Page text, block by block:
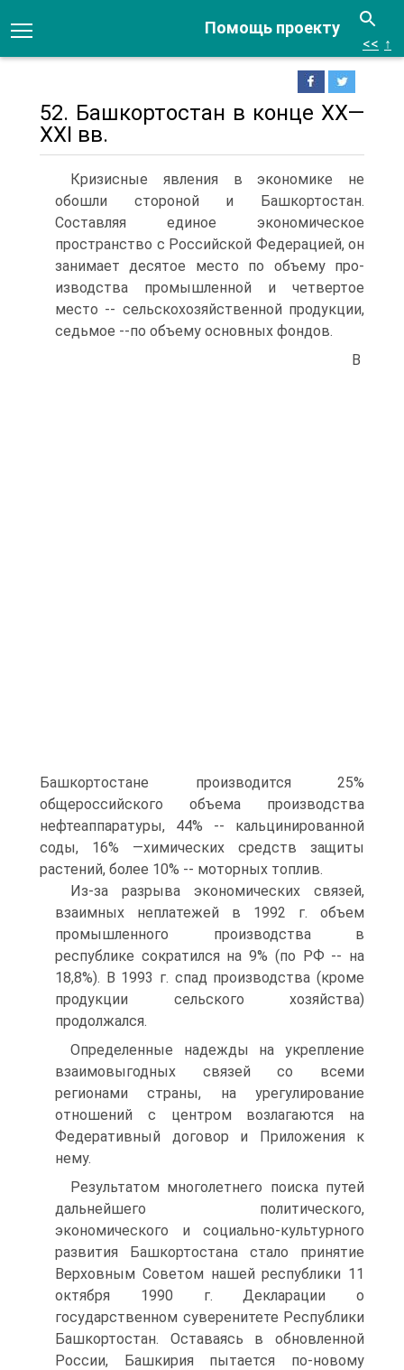
Помощь проекту
<< ↑
52. Башкортостан в конце XX—
XXI вв.
Кризисные явления в экономике не
обошли стороной и Баш­кортостан.
Составляя единое экономическое
пространство с Рос­сийской Федерацией, он
занимает десятое место по объему про­
изводства промышленной и четвертое
место -- сельскохозяйствен­ной продукции,
седьмое --по объему основных фондов.
В
Баш­кортостане производится 25%
общероссийского объема производ­ства
нефтеаппаратуры, 44% -- кальцинированной
соды, 16% —хи­мических средств защиты
растений, более 10% -- моторных топлив.
Из-за разрыва экономических связей,
взаимных неплатежей в 1992 г. объем
промышленного производства в
республике сокра­тился на 9% (по РФ -- на
18,8%). В 1993 г. спад производства (кроме
продукции сельского хозяйства)
продолжался.
Определенные надежды на укрепление
взаимовыгодных связей со всеми
регионами страны, на урегулирование
отношений с цен­тром возлагаются на
Федеративный договор и Приложения к
нему.
Результатом многолетнего поиска путей
дальнейшего полити­ческого,
экономического и социально-культурного
развития Баш­кортостана стало принятие
Верховным Советом нашей республи­ки 11
октября 1990 г. Декларации о
государственном суверените­те Республики
Башкортостан. Оставаясь в обновленной
России, Башкирия пытается по-новому